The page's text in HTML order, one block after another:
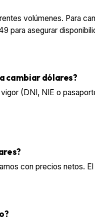
volúmenes. Para
para asegurar
cambiar dólares?
(DNI, NIE o
con precios netos.